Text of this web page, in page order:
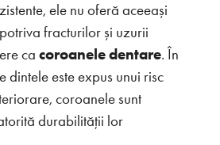
ele nu oferă aceeași
fracturilor și uzurii
ca coroanele dentare. În
dintele este expus unui risc
coroanele sunt
durabilității lor